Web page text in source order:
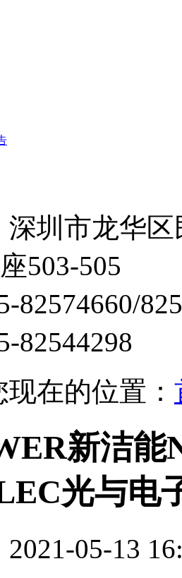
深圳市龙华
503-505
82574660/
82544298
现在的位置：
新洁能
光与电
05-13